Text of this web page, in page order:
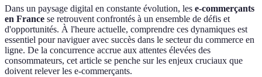
Dans un paysage digital en constante évolution, les e-commerçants
en France se retrouvent confrontés à un ensemble de défis et
d'opportunités. À l'heure actuelle, comprendre ces dynamiques est
essentiel pour naviguer avec succès dans le secteur du commerce en
ligne. De la concurrence accrue aux attentes élevées des
consommateurs, cet article se penche sur les enjeux cruciaux que
doivent relever les e-commerçants.